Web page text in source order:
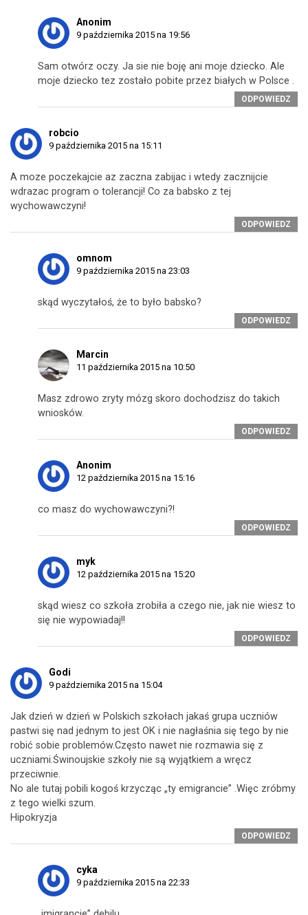
Anonim
9 października 2015 na 19:56
Sam otwórz oczy. Ja sie nie boję ani moje dziecko. Ale
moje dziecko tez zostało pobite przez białych w Polsce .
ODPOWIEDZ
robcio
9 października 2015 na 15:11
A moze poczekajcie az zaczna zabijac i wtedy zacznijcie
wdrazac program o tolerancji! Co za babsko z tej
wychowawczyni!
ODPOWIEDZ
omnom
9 października 2015 na 23:03
skąd wyczytałoś, że to było babsko?
ODPOWIEDZ
Marcin
11 października 2015 na 10:50
Masz zdrowo zryty mózg skoro dochodzisz do takich
wniosków.
ODPOWIEDZ
Anonim
12 października 2015 na 15:16
co masz do wychowawczyni?!
ODPOWIEDZ
myk
12 października 2015 na 15:20
skąd wiesz co szkoła zrobiła a czego nie, jak nie wiesz to
się nie wypowiadaj!!
ODPOWIEDZ
Godi
9 października 2015 na 15:04
Jak dzień w dzień w Polskich szkołach jakaś grupa uczniów
pastwi się nad jednym to jest OK i nie nagłaśnia się tego by nie
robić sobie problemów.Często nawet nie rozmawia się z
uczniami.Świnoujskie szkoły nie są wyjątkiem a wręcz
przeciwnie.
No ale tutaj pobili kogoś krzycząc „ty emigrancie” .Więc zróbmy
z tego wielki szum.
Hipokryzja
ODPOWIEDZ
cyka
9 października 2015 na 22:33